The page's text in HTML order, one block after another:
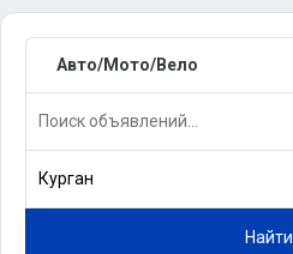
Авто/Мото/Вело
Курган
Найти